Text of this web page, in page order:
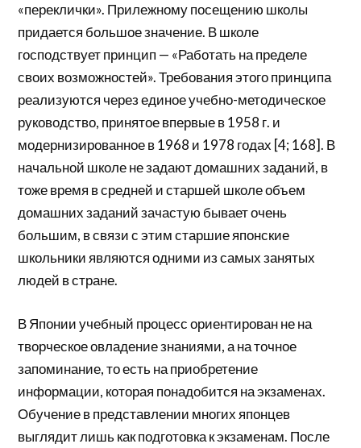
«переклички». Прилежному посещению школы
придается большое значение. В школе
господствует принцип — «Работать на пределе
своих возможностей». Требования этого принципа
реализуются через единое учебно-методическое
руководство, принятое впервые в 1958 г. и
модернизированное в 1968 и 1978 годах [4; 168]. В
начальной школе не задают домашних заданий, в
тоже время в средней и старшей школе объем
домашних заданий зачастую бывает очень
большим, в связи с этим старшие японские
школьники являются одними из самых занятых
людей в стране.
В Японии учебный процесс ориентирован не на
творческое овладение знаниями, а на точное
запоминание, то есть на приобретение
информации, которая понадобится на экзаменах.
Обучение в представлении многих японцев
выглядит лишь как подготовка к экзаменам. После